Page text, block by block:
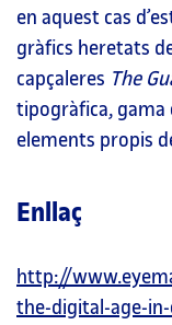
en aquest cas
gràfics heretats
capçaleres The
tipogràfica, gama
elements propis
Enllaç
http://
the-digital-age-